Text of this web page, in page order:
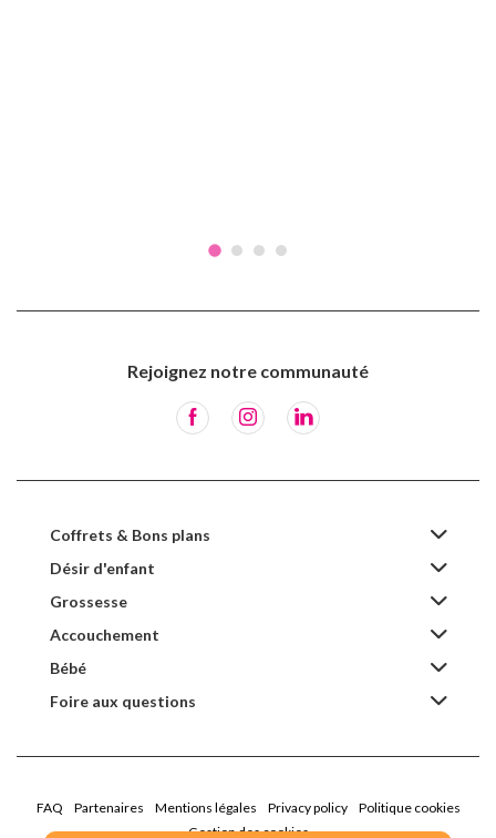
Rejoignez notre communauté
Coffrets & Bons plans
Désir d'enfant
Grossesse
Accouchement
Bébé
Foire aux questions
FAQ Partenaires Mentions légales Privacy policy
Politique cookies
Gestion des cookies